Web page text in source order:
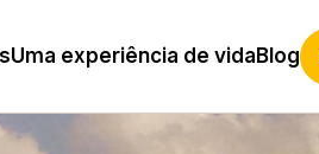
Uma experiência de vida Blog